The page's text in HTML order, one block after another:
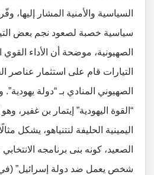
السياسية والأمنية المشار إليها،
سياسية خصبة لصعود نجم بعض
الصهيونية، موضحة أن الأداء
التيارات قام على استثمار عناصر
الصهيوني المنادي بـ “دولة
“القوة اليهودية” إيتمار بن غفير،
اليمينية الحليفة لنتنياهو، يشكل
الصعيد، كونه بنى برنامجه
شخص يعمل ضد دولة إسرائيل” (في